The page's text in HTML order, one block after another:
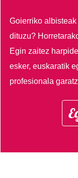
Goierriko
dituzu?
Egin zaitez
esker, euskaratik
profesionala